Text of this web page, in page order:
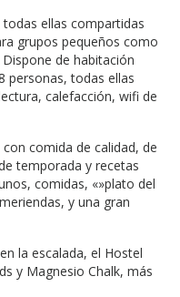
ellas compartidas
grupos pequeños como
de habitación
personas, todas ellas
calefacción, wifi de
comida de calidad, de
temporada y recetas
comidas, «»plato del
y una gran
la escalada, el Hostel
y Magnesio Chalk, más